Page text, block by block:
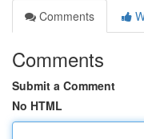
Comments
Comments
Submit a Comment
No HTML